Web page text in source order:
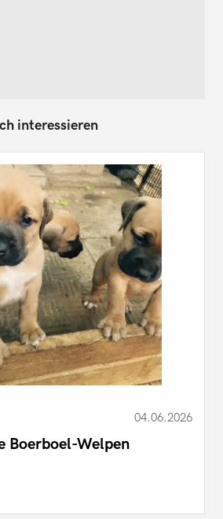
interessieren
04.06.2026
Boerboel-Welpen